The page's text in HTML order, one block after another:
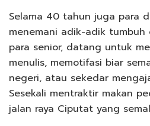
Selama 40 tahun juga para
menemani adik-adik tumbuh
para senior, datang untuk
menulis, memotifasi biar
negeri, atau sekedar
Sesekali mentraktir makan
jalan raya Ciputat yang